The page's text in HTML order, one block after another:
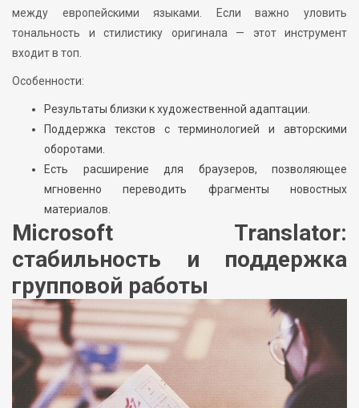
между европейскими языками. Если важно уловить
тональность и стилистику оригинала — этот инструмент
входит в топ.
Особенности:
Результаты близки к художественной адаптации.
Поддержка текстов с терминологией и авторскими
оборотами.
Есть расширение для браузеров, позволяющее
мгновенно переводить фрагменты новостных
материалов.
Microsoft Translator:
стабильность и поддержка
групповой работы